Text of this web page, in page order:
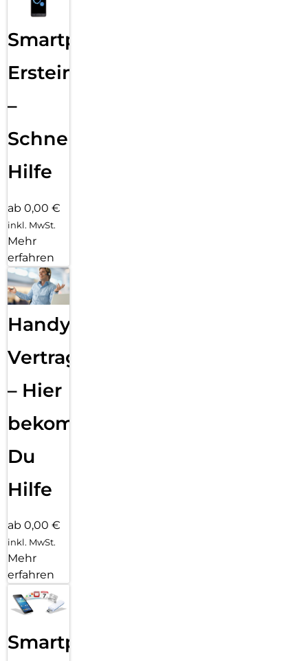
Smartphone
Ersteinrichtung
–
Schnelle
Hilfe
ab 0,00 €
inkl. MwSt.
Mehr
erfahren
Handy
Vertragsabwicklung
– Hier
bekommst
Du
Hilfe
ab 0,00 €
inkl. MwSt.
Mehr
erfahren
Smartphone